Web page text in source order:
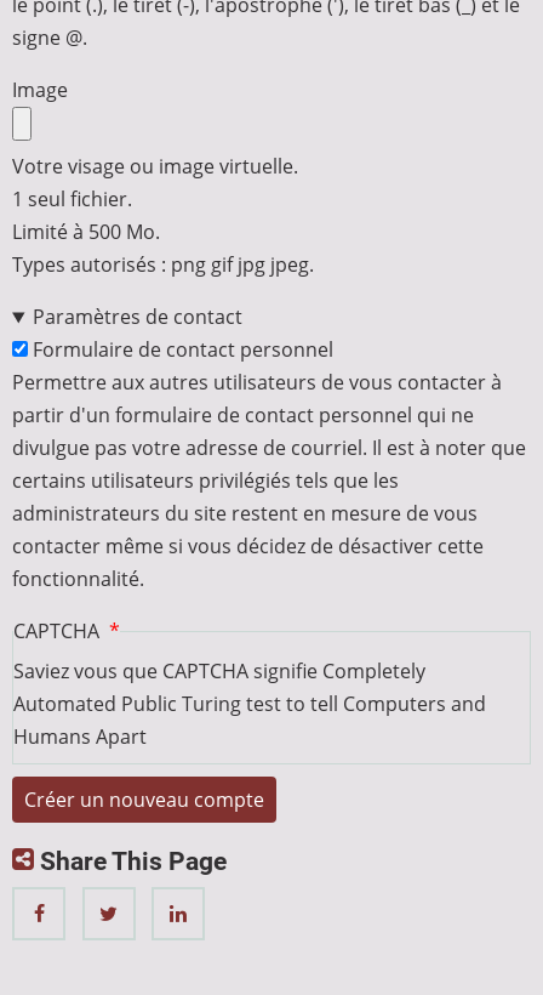
signe @.
Image
Votre visage ou image virtuelle.
1 seul fichier.
Limité à 500 Mo.
Types autorisés : png gif jpg jpeg.
Paramètres de contact
Formulaire de contact personnel
Permettre aux autres utilisateurs de vous contacter à
partir d'un formulaire de contact personnel qui ne
divulgue pas votre adresse de courriel. Il est à noter que
certains utilisateurs privilégiés tels que les
administrateurs du site restent en mesure de vous
contacter même si vous décidez de désactiver cette
fonctionnalité.
CAPTCHA
Saviez vous que CAPTCHA signifie Completely
Automated Public Turing test to tell Computers and
Humans Apart
Share This Page